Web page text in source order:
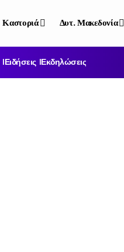
Καστοριά Δυτ. Μακεδονία
Ειδήσεις Εκδηλώσεις